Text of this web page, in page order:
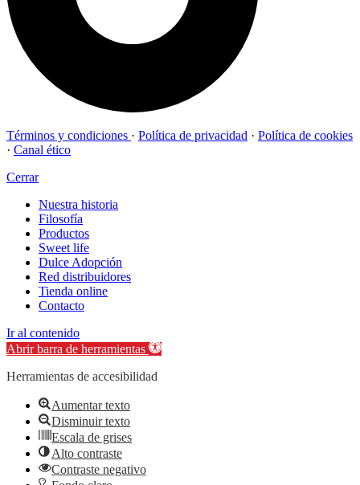
Términos y condiciones · Política de privacidad · Política de cookies
· Canal ético
Cerrar
Nuestra historia
Filosofía
Productos
Sweet life
Dulce Adopción
Red distribuidores
Tienda online
Contacto
Ir al contenido
Abrir barra de herramientas
Herramientas de accesibilidad
Aumentar texto
Disminuir texto
Escala de grises
Alto contraste
Contraste negativo